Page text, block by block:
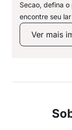
Secao, defina
encontre seu
Ver mais